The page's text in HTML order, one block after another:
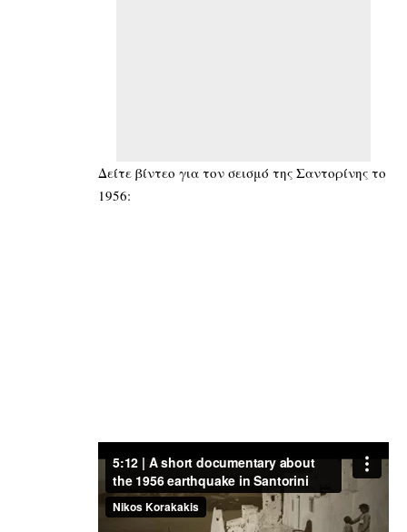
Δείτε βίντεο για τον σεισμό της Σαντορίνης το
1956: